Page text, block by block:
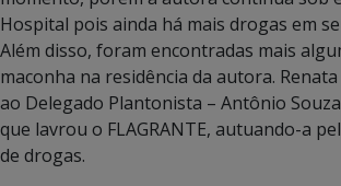
Hospital pois ainda há mais drogas em
Além disso, foram encontradas mais
maconha na residência da autora.
ao Delegado Plantonista – Antônio
que lavrou o FLAGRANTE, autuando-a
de drogas.